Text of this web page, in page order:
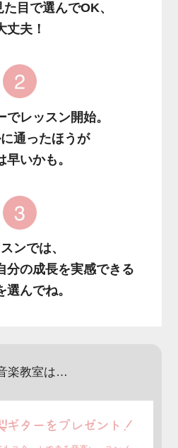
目で選んでOK、
丈夫！
でレッスン開始。
通ったほうが
早いかも。
ンでは、
分の成長を実感できる
選んでね。
楽教室は…